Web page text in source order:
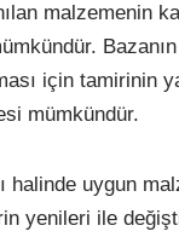
malzemenin
için tamirinin
mümkündür.
halinde uygun
yenileri ile